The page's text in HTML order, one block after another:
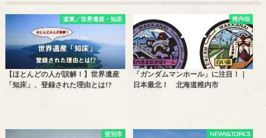
道東／世界遺産・知床
【ほとんどの人が誤解！】世界遺産
「知床」、登録された理由とは!?
稚内市
「ガンダムマンホール」に注目！｜
日本最北！ 北海道稚内市
登別市 NEWS&TOPICS